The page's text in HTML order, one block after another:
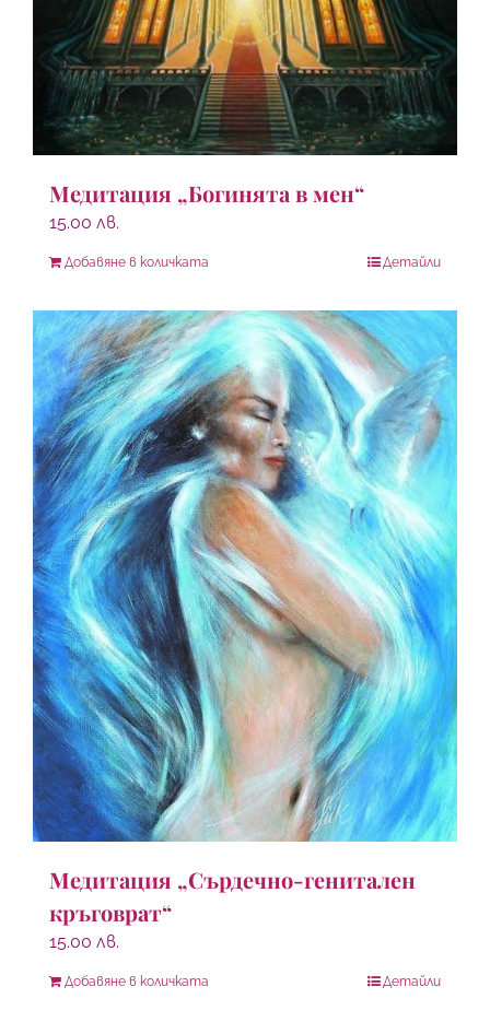
Медитация „Богинята в мен“
15.00 лв.
Добавяне в количката Детайли
Медитация „Сърдечно-генитален
кръговрат“
15.00 лв.
Добавяне в количката Детайли